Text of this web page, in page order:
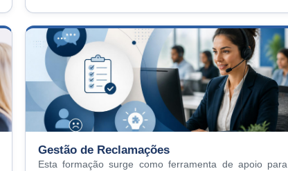
Gestão de Reclamações
Esta formação surge como ferramenta de apoio para